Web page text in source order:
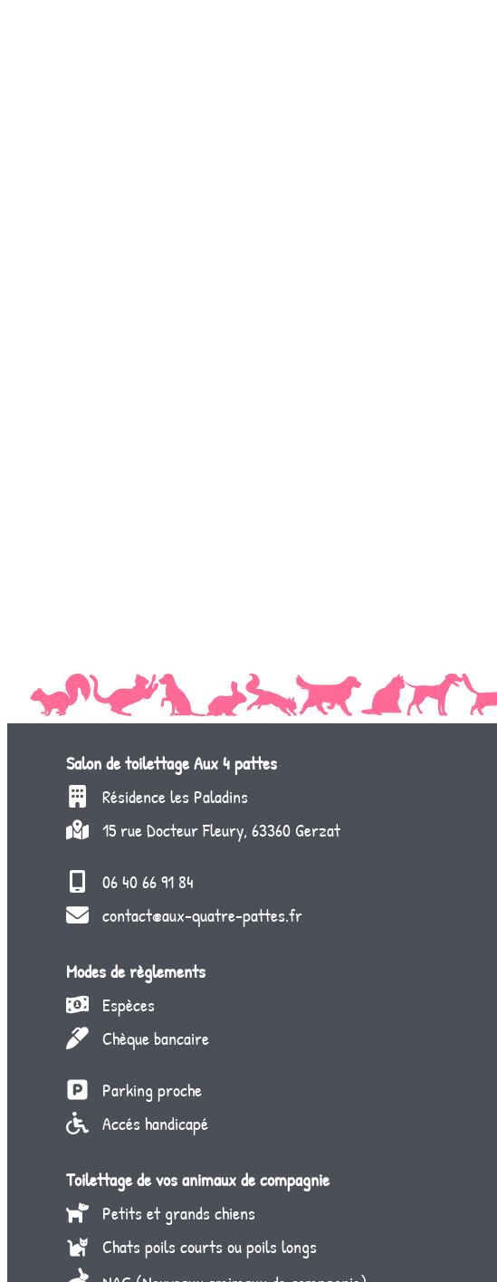
Salon de toilettageAux 4 pattes
Résidence les Paladins
15 rue Docteur Fleury, 63360 Gerzat
06 40 66 91 84
contact@aux-quatre-pattes.fr
Modes de règlements
Espèces
Chèque bancaire
Parking proche
Accés handicapé
Toilettage de vos animaux de compagnie
Petits et grands chiens
Chats poils courts ou poils longs